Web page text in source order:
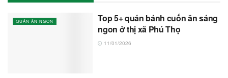
QUÁN ĂN NGON
Top 5+ quán bánh cuốn ăn sáng
ngon ở thị xã Phú Thọ
11/01/2026